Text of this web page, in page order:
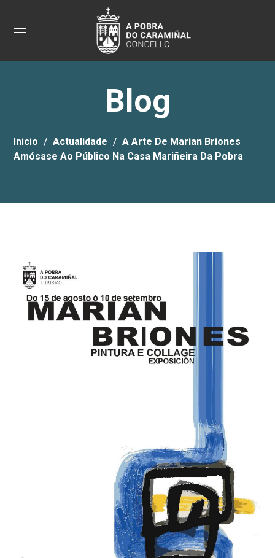
Blog
Inicio Actualidade
A Arte De Marian Briones
Amósase Ao Público Na Casa Mariñeira Da Pobra